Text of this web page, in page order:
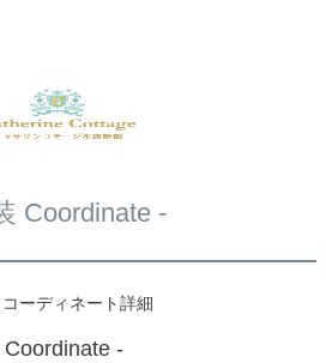
Coordinate -
コーディネート詳細
Coordinate -